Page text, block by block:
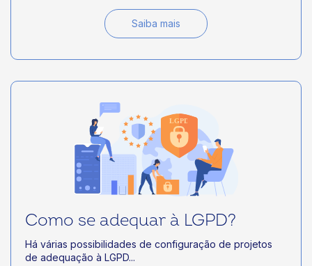
Saiba mais
Como se adequar à LGPD?
Há várias possibilidades de configuração de projetos
de adequação à LGPD...